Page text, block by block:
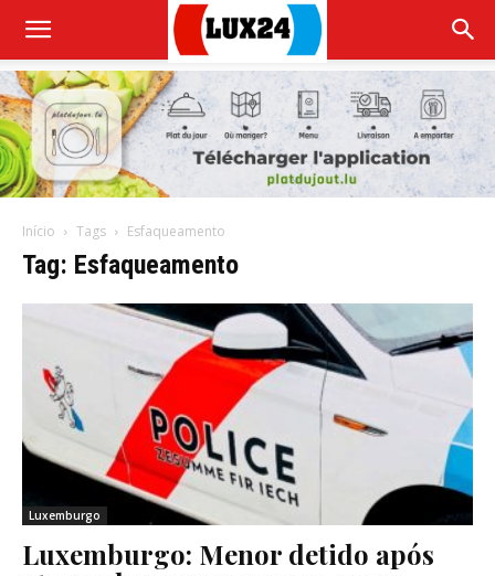
Início Tags Esfaqueamento
Tag: Esfaqueamento
Luxemburgo
Luxemburgo: Menor detido após